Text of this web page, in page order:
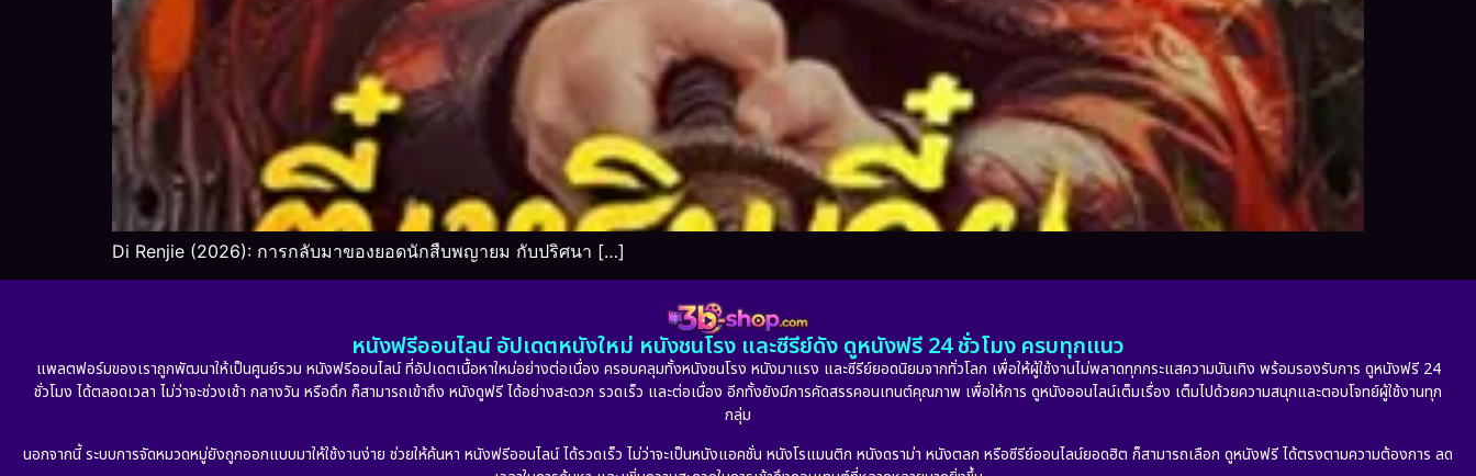
Di Renjie (2026): การกลับมาของยอดนักสืบพญายม กับปริศนา […]
หนังฟรีออนไลน์ อัปเดตหนังใหม่ หนังชนโรง และซีรีย์ดัง ดูหนังฟรี 24 ชั่วโมง ครบทุกแนว
แพลตฟอร์มของเราถูกพัฒนาให้เป็นศูนย์รวม หนังฟรีออนไลน์ ที่อัปเดตเนื้อหาใหม่อย่างต่อเนื่อง ครอบคลุมทั้งหนังชนโรง หนังมาแรง และซีรีย์ยอดนิยมจากทั่วโลก เพื่อให้ผู้ใช้งานไม่พลาดทุกกระแสความบันเทิง พร้อมรองรับการ ดูหนังฟรี 24
ชั่วโมง ได้ตลอดเวลา ไม่ว่าจะช่วงเช้า กลางวัน หรือดึก ก็สามารถเข้าถึง หนังดูฟรี ได้อย่างสะดวก รวดเร็ว และต่อเนื่อง อีกทั้งยังมีการคัดสรรคอนเทนต์คุณภาพ เพื่อให้การ ดูหนังออนไลน์เต็มเรื่อง เต็มไปด้วยความสนุกและตอบโจทย์ผู้ใช้งานทุก
กลุ่ม
นอกจากนี้ ระบบการจัดหมวดหมู่ยังถูกออกแบบมาให้ใช้งานง่าย ช่วยให้ค้นหา หนังฟรีออนไลน์ ได้รวดเร็ว ไม่ว่าจะเป็นหนังแอคชั่น หนังโรแมนติก หนังดราม่า หนังตลก หรือซีรีย์ออนไลน์ยอดฮิต ก็สามารถเลือก ดูหนังฟรี ได้ตรงตามความต้องการ ลด